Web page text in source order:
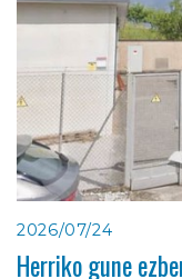
2026/07/24
Herriko gune